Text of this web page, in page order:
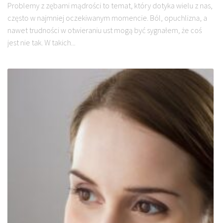
Problemy z zębami mądrości to temat, który dotyka wielu z nas,
często w najmniej oczekiwanym momencie. Ból, opuchlizna, a
nawet trudności w otwieraniu ust mogą być sygnałem, że coś
jest nie tak. W takich...